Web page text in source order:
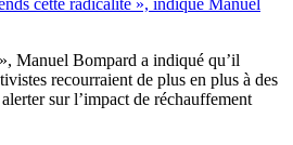
cette radicalité », indique Manuel
Manuel Bompard a indiqué qu’il
recourraient de plus en plus à des
sur l’impact de réchauffement